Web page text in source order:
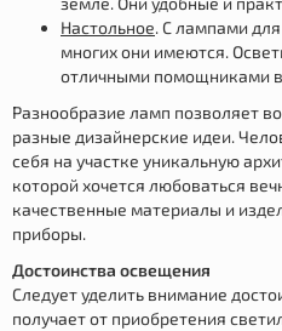
Настольное. С лампами
многих они имеются.
отличными помощниками в
Разнообразие ламп позволяет
разные дизайнерские идеи.
себя на участке уникальную
которой хочется любоваться
качественные материалы и
приборы.
Достоинства освещения
Следует уделить внимание
получает от приобретения